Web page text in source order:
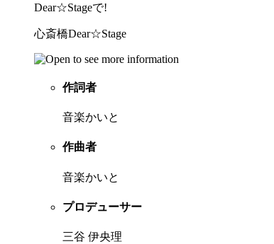
Dear☆Stageで!
心斎橋Dear☆Stage
作詞者
音楽かいと
作曲者
音楽かいと
プロデューサー
三谷 伊央理